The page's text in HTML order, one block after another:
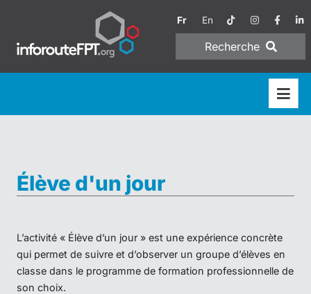
Fr En
Recherche
Élève d'un jour
L’activité « Élève d’un jour » est une expérience concrète
qui permet de suivre et d’observer un groupe d’élèves en
classe dans le programme de formation professionnelle de
son choix.